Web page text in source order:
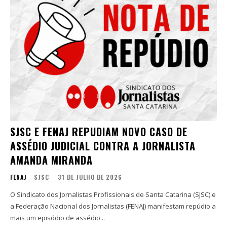
SJSC E FENAJ REPUDIAM NOVO CASO DE
ASSÉDIO JUDICIAL CONTRA A JORNALISTA
AMANDA MIRANDA
FENAJ SJSC - 31 DE JULHO DE 2026
O Sindicato dos Jornalistas Profissionais de Santa Catarina (SJSC) e
a Federação Nacional dos Jornalistas (FENAJ) manifestam repúdio a
mais um episódio de assédio...